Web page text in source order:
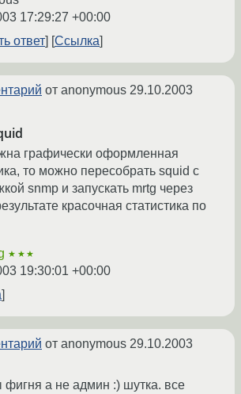
17:29:27 +00:00
ответ
Ссылка
от anonymous 29.10.2003
графически оформленная
то можно пересобрать squid с
snmp и запускать mrtg через
красочная статистика по
★★★
19:30:01 +00:00
от anonymous 29.10.2003
а не админ :) шутка. все